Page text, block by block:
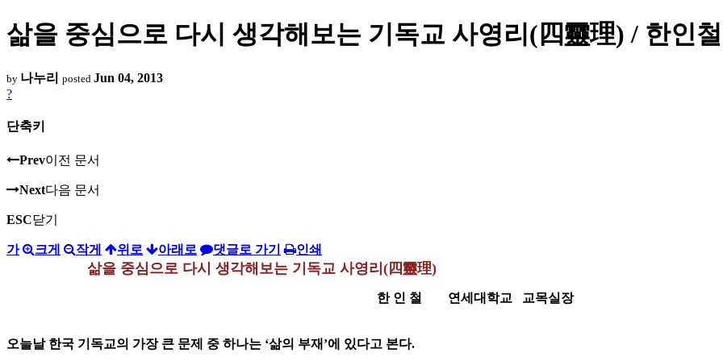
삶을 중심으로 다시 생각해보는 기독교 사영리(四靈理) / 한인
by 나누리 posted Jun 04, 2013
?
단축키
Prev이전 문서
Next다음 문서
ESC닫기
가 크게 작게 위로 아래로 댓글로 가기 인쇄
삶을 중심으로 다시 생각해보는 기독교 사영리(四靈理)
한 인 철 연세대학교 교목실장
오늘날 한국 기독교의 가장 큰 문제 중 하나는 ‘삶의 부재’에 있다고 본다.